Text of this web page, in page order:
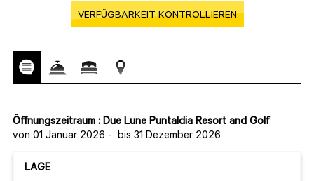
VERFÜGBARKEIT KONTROLLIEREN
Öffnungszeitraum : Due Lune Puntaldia Resort and Golf
von 01 Januar 2026 - bis 31 Dezember 2026
LAGE